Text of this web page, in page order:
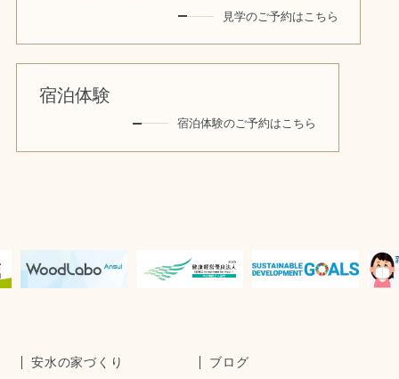
見学のご予約はこちら
宿泊体験
宿泊体験のご予約はこちら
安水の家づくり ブログ